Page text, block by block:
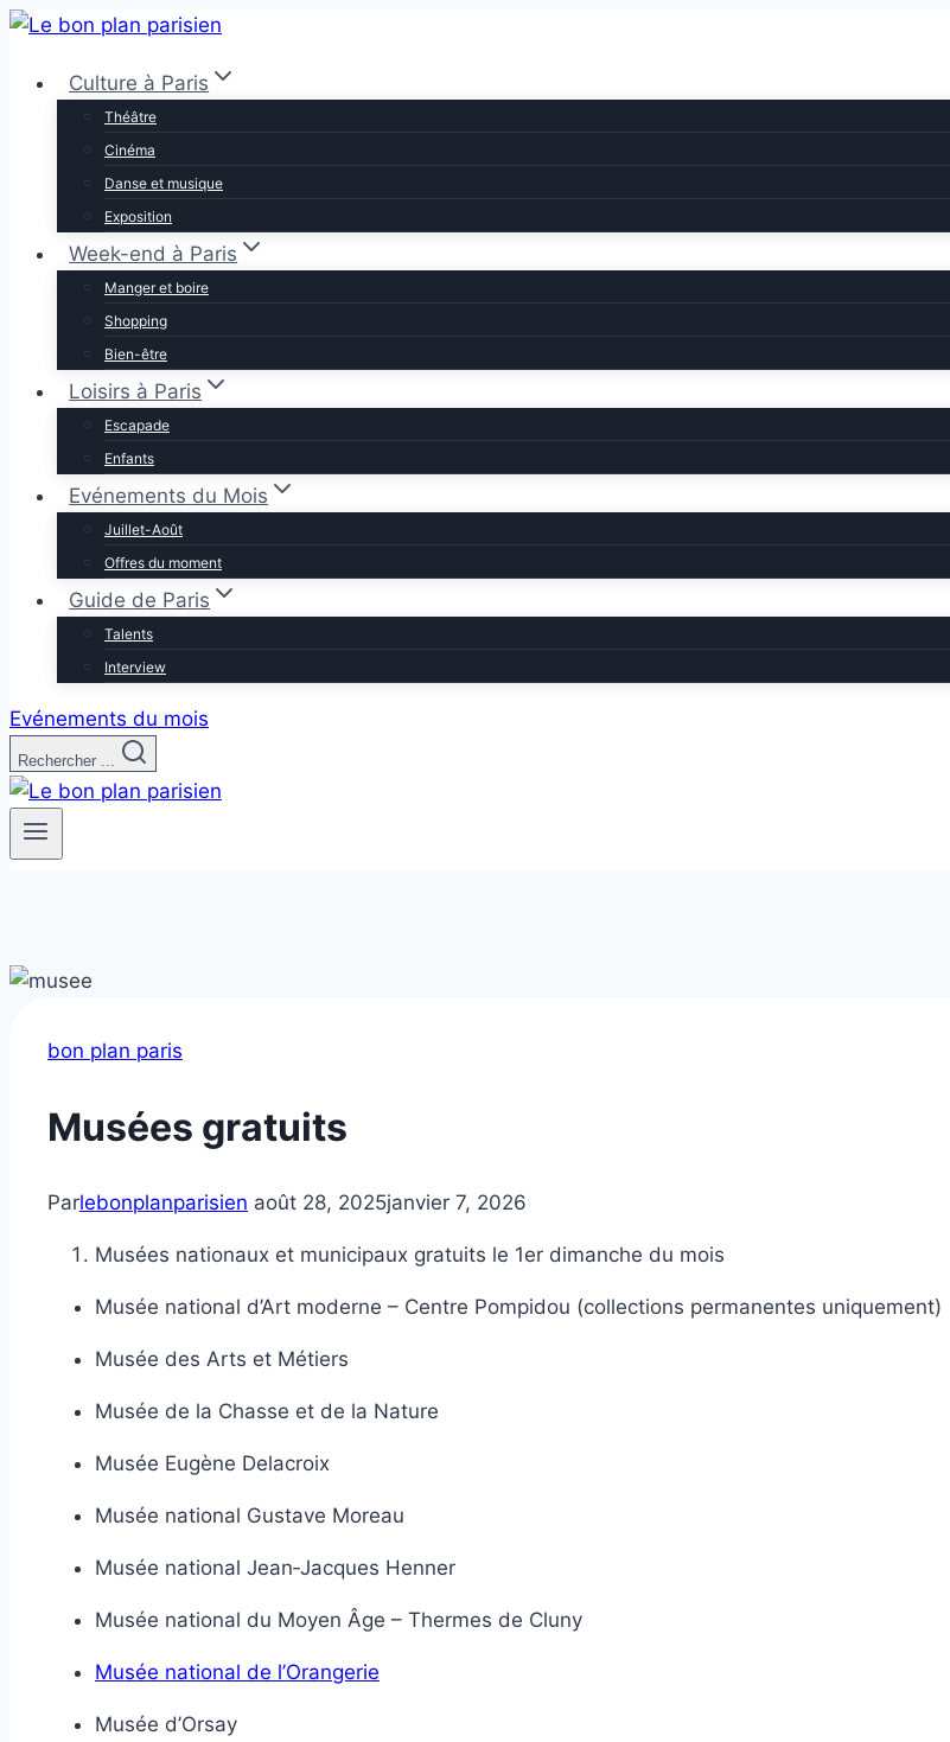
Aller
contenuCulture à Paris
Théâtre
Cinéma
Danse et musique
Exposition
Week-end à Paris
Manger et boire
Shopping
Bien-être
Loisirs à Paris
Escapade
Enfants
Evénements du Mois
Juillet-Août
Offres du moment
Guide de Paris
Talents
Interview
Evénements du mois
Rechercher ...
bon plan paris
Musées gratuits
Parlebonplanparisien août 28, 2025janvier 7, 2026
Musées nationaux et municipaux gratuits le 1er dimanche du mois
Musée national d’Art moderne – Centre Pompidou (collections permanentes uniquement)
Musée des Arts et Métiers
Musée de la Chasse et de la Nature
Musée Eugène Delacroix
Musée national Gustave Moreau
Musée national Jean‑Jacques Henner
Musée national du Moyen Âge – Thermes de Cluny
Musée national de l’Orangerie
Musée d’Orsay